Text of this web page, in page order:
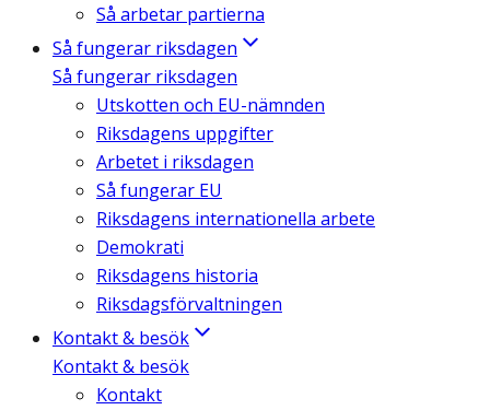
Så arbetar partierna
Så fungerar riksdagen
Så fungerar riksdagen
Utskotten och EU-nämnden
Riksdagens uppgifter
Arbetet i riksdagen
Så fungerar EU
Riksdagens internationella arbete
Demokrati
Riksdagens historia
Riksdagsförvaltningen
Kontakt & besök
Kontakt & besök
Kontakt